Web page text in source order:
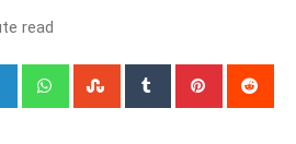
read
LinkedIn WhatsappStumbleUpon
Tumblr Pinterest